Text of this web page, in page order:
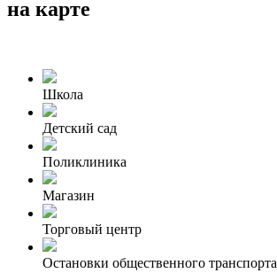
на карте
Школа
Детский сад
Поликлиника
Магазин
Торговый центр
Остановки общественного транспорта